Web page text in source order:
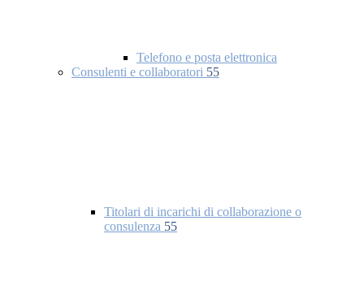
Telefono e posta elettronica
Consulenti e collaboratori 55
Titolari di incarichi di collaborazione o
consulenza 55